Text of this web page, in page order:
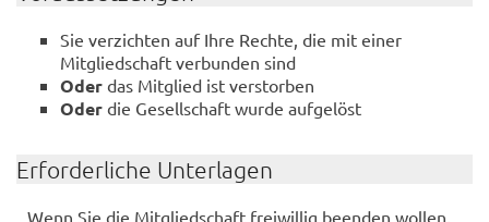
Sie verzichten auf Ihre Rechte, die mit einer
Mitgliedschaft verbunden sind
Oder das Mitglied ist verstorben
Oder die Gesellschaft wurde aufgelöst
Erforderliche Unterlagen
Wenn Sie die Mitgliedschaft freiwillig beenden wollen,